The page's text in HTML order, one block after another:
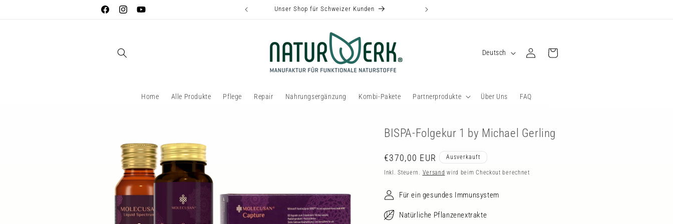
FacebookInstagramYouTube
Unser Shop für Schweizer Kunden
Home Alle Produkte Pflege Repair Nahrungsergänzung Kombi-Pakete Partnerprodukte Über Uns FAQ
a
h
e
Deutsch EinloggenWarenkorb
springen
BISPA-Folgekur 1 by Michael Gerling
Normaler
Preis
€370,00 EUR Ausverkauft
Inkl. Steuern. Versand wird beim Checkout berechnet
Für ein gesundes Immunsystem
Natürliche Pflanzenextrakte